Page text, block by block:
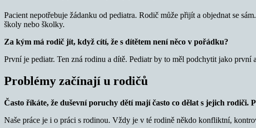
Pacient nepotřebuje žádanku od pediatra. Rodič může přijít a objednat se
školy nebo školky.
Za kým má rodič jít, když cítí, že s dítětem není něco v pořádku?
První je pediatr. Ten zná rodinu a dítě. Pediatr by to měl podchytit jako první
Problémy začínají u rodičů
Často říkáte, že duševní poruchy dětí mají často co dělat s jejich rodiči.
Naše práce je i o práci s rodinou. Vždy je v té rodině někdo konfliktní,